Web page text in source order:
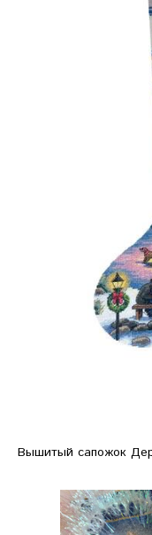
Вышитый сапожок